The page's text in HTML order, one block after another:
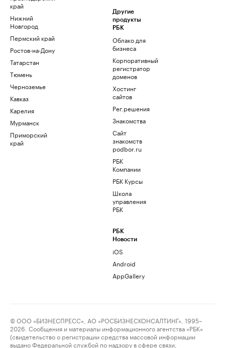
край
Нижний
Новгород
Пермский край
Ростов-на-Дону
Татарстан
Тюмень
Черноземье
Кавказ
Карелия
Мурманск
Приморский
край
Другие
продукты
РБК
Облако для
бизнеса
Корпоративный
регистратор
доменов
Хостинг
сайтов
Рег.решения
Знакомства
Сайт
знакомств
podbor.ru
РБК
Компании
РБК Курсы
Школа
управления
РБК
РБК
Новости
iOS
Android
AppGallery
© ООО «БИЗНЕСПРЕСС», АО «РОСБИЗНЕСКОНСАЛТИНГ», 1995–
2026. Сообщения и материалы информационного агентства «РБК»
(свидетельство о регистрации средства массовой информации
выдано Федеральной службой по надзору в сфере связи,